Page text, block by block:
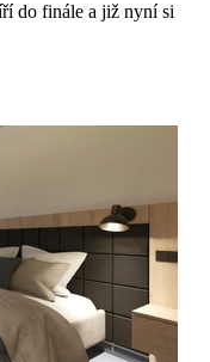
do finále a již nyní si